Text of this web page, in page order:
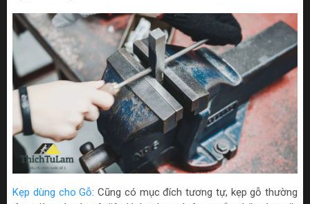
Kẹp dùng cho Gỗ: Cũng có mục đích tương tự, kẹp gỗ thường